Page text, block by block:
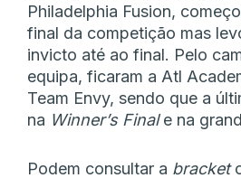
Philadelphia Fusion,
final da competição mas
invicto até ao final. Pelo
equipa, ficaram a Atl
Team Envy, sendo que a
na Winner’s Finale na
Podem consultar a bracket